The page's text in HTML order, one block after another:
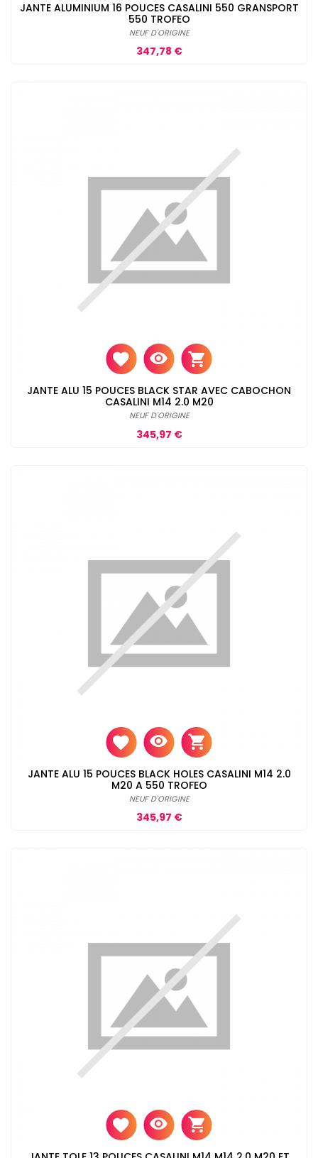
JANTE ALUMINIUM 16 POUCES CASALINI 550 GRANSPORT
550 TROFEO
NEUF D'ORIGINE
Prix
347,78 €
JANTE ALU 15 POUCES BLACK STAR AVEC CABOCHON
CASALINI M14 2.0 M20
NEUF D'ORIGINE
Prix
345,97 €
JANTE ALU 15 POUCES BLACK HOLES CASALINI M14 2.0
M20 A 550 TROFEO
NEUF D'ORIGINE
Prix
345,97 €